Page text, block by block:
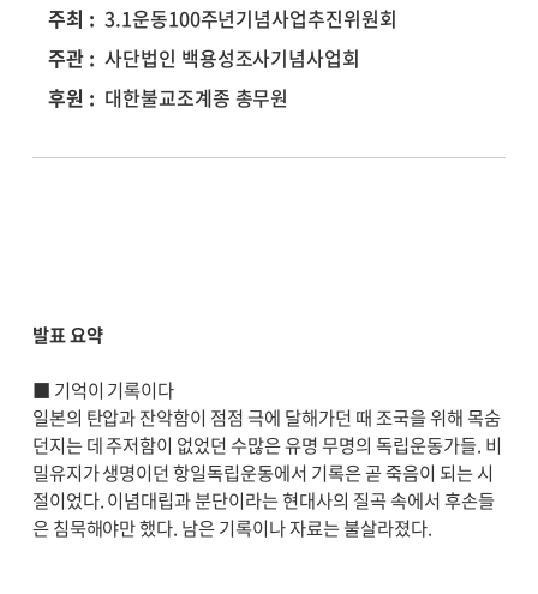
주최 : 3.1운동100주년기념사업추진위원회
주관 : 사단법인 백용성조사기념사업회
후원 : 대한불교조계종 총무원
발표 요약
■ 기억이 기록이다
일본의 탄압과 잔악함이 점점 극에 달해가던 때 조국을 위해 목숨
던지는 데 주저함이 없었던 수많은 유명 무명의 독립운동가들. 비
밀유지가 생명이던 항일독립운동에서 기록은 곧 죽음이 되는 시
절이었다. 이념대립과 분단이라는 현대사의 질곡 속에서 후손들
은 침묵해야만 했다. 남은 기록이나 자료는 불살라졌다.